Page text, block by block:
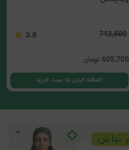
712,500
3.8
605,700 تومان
اضافه کردن به سبد خرید